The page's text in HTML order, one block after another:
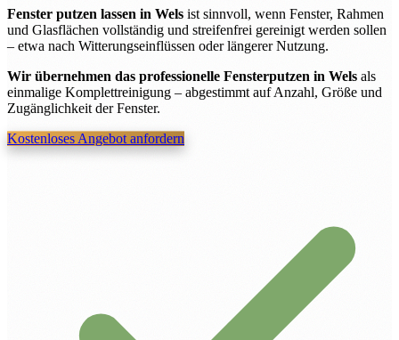
Fenster putzen lassen in Wels ist sinnvoll, wenn Fenster, Rahmen
und Glasflächen vollständig und streifenfrei gereinigt werden sollen
– etwa nach Witterungseinflüssen oder längerer Nutzung.
Wir übernehmen das professionelle Fensterputzen in Wels als
einmalige Komplettreinigung – abgestimmt auf Anzahl, Größe und
Zugänglichkeit der Fenster.
Kostenloses Angebot anfordern